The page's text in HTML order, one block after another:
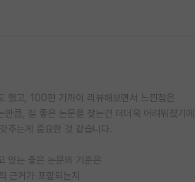
했고, 100편 가까이 리뷰해보면서 느낀점은
만큼, 질 좋은 논문을 찾는건 더더욱 어려워졌
추는게 중요한 것 같습니다.
있는 좋은 논문의 기준은
근거가 포함되는지